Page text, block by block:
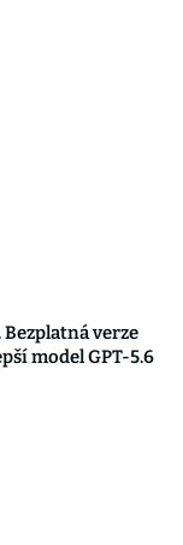
verze
model GPT-5.6